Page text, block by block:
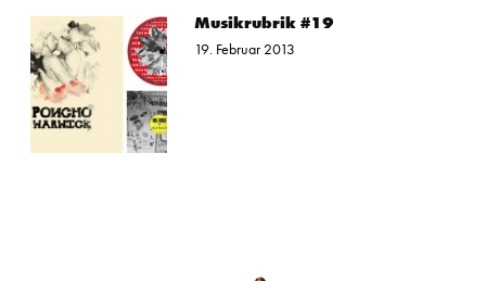
Musikrubrik #19
19. Februar 2013